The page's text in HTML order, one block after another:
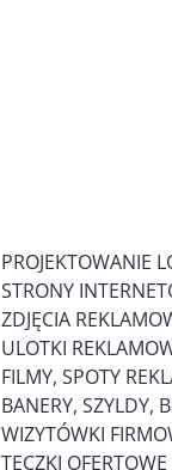
PROJEKTOWANIE
STRONY
ZDJĘCIA
ULOTKI
FILMY, SPOTY
BANERY, SZYLDY,
WIZYTÓWKI
TECZKI OFERTOWE